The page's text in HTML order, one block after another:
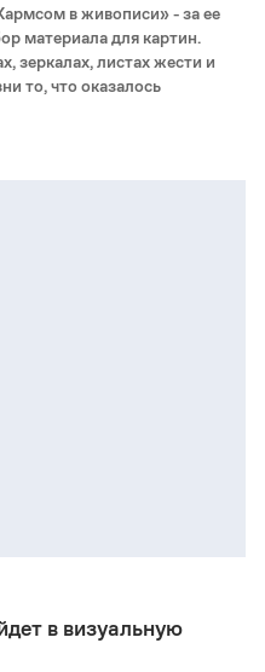
в живописи» - за ее
материала для картин.
зеркалах, листах жести и
то, что оказалось
в визуальную